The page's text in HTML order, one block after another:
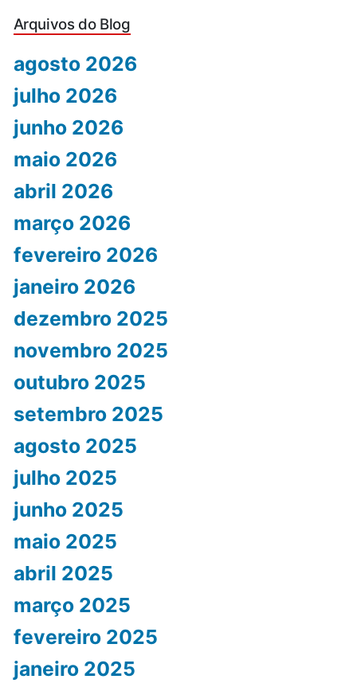
Arquivos do Blog
agosto 2026
julho 2026
junho 2026
maio 2026
abril 2026
março 2026
fevereiro 2026
janeiro 2026
dezembro 2025
novembro 2025
outubro 2025
setembro 2025
agosto 2025
julho 2025
junho 2025
maio 2025
abril 2025
março 2025
fevereiro 2025
janeiro 2025